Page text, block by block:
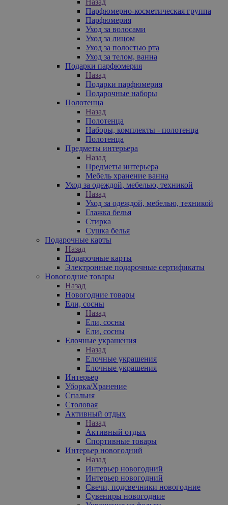
Парфюмерно-косметическая группа
Парфюмерия
Уход за волосами
Уход за лицом
Уход за полостью рта
Уход за телом, ванна
Подарки парфюмерия
Назад
Подарки парфюмерия
Подарочные наборы
Полотенца
Назад
Полотенца
Наборы, комплекты - полотенца
Полотенца
Предметы интерьера
Назад
Предметы интерьера
Мебель хранение ванна
Уход за одеждой, мебелью, техникой
Назад
Уход за одеждой, мебелью, техникой
Глажка белья
Стирка
Сушка белья
Подарочные карты
Назад
Подарочные карты
Электронные подарочные сертификаты
Новогодние товары
Назад
Новогодние товары
Ели, сосны
Назад
Ели, сосны
Ели, сосны
Елочные украшения
Назад
Елочные украшения
Елочные украшения
Интерьер
Уборка/Хранение
Спальня
Столовая
Активный отдых
Назад
Активный отдых
Спортивные товары
Интерьер новогодний
Назад
Интерьер новогодний
Интерьер новогодний
Свечи, подсвечники новогодние
Сувениры новогодние